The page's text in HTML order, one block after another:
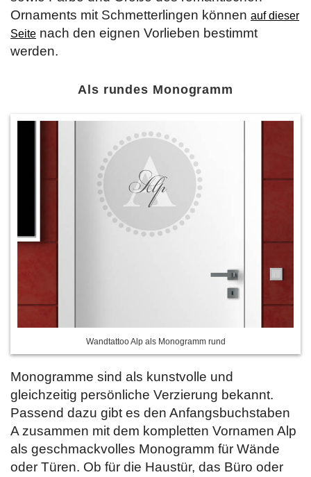
Ornaments mit Schmetterlingen können auf dieser
Seite nach den eignen Vorlieben bestimmt
werden.
Als rundes Monogramm
Wandtattoo Alp als Monogramm rund
Monogramme sind als kunstvolle und
gleichzeitig persönliche Verzierung bekannt.
Passend dazu gibt es den Anfangsbuchstaben
A zusammen mit dem kompletten Vornamen Alp
als geschmackvolles Monogramm für Wände
oder Türen. Ob für die Haustür, das Büro oder